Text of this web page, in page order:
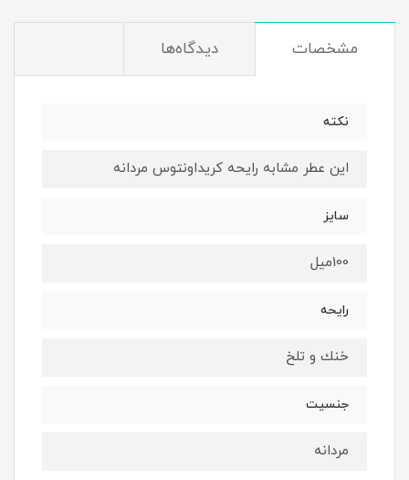
مشخصات دیدگاه‌ها
نكته
اين عطر مشابه رايحه كريداونتوس مردانه
سايز
100ميل
رايحه
خنك و تلخ
جنسيت
مردانه